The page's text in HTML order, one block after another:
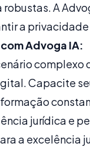
A
a
Advoga IA:
Capacite
jurídica e
a excelência